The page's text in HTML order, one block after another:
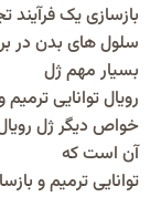
بازسازی یک
سلول های بدن در
بسیار مهم ژل
رویال توانایی
خواص دیگر ژل
آن است که
توانایی ترمیم و